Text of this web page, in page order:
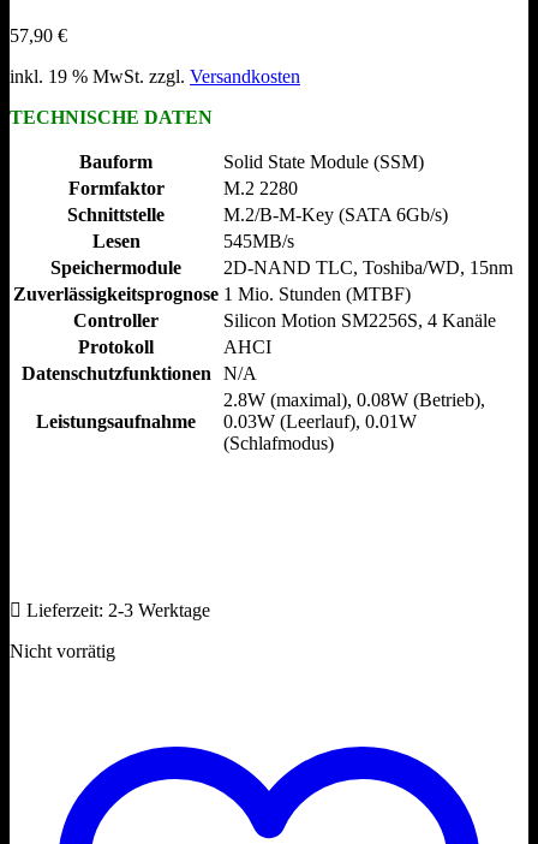
57,90 €
inkl. 19 % MwSt. zzgl. Versandkosten
TECHNISCHE DATEN
Bauform
Solid State Module (SSM)
Formfaktor
M.2 2280
Schnittstelle
M.2/​B-M-Key (SATA 6Gb/​s)
Lesen
545MB/​s
Speichermodule
2D-NAND TLC, Toshiba/​WD, 15nm
Zuverlässigkeitsprognose 1 Mio. Stunden (MTBF)
Controller
Silicon Motion SM2256S, 4 Kanäle
Protokoll
AHCI
Datenschutzfunktionen
N/​A
Leistungsaufnahme
2.8W (maximal), 0.08W (Betrieb),
0.03W (Leerlauf), 0.01W
(Schlafmodus)
Lieferzeit: 2-3 Werktage
Nicht vorrätig